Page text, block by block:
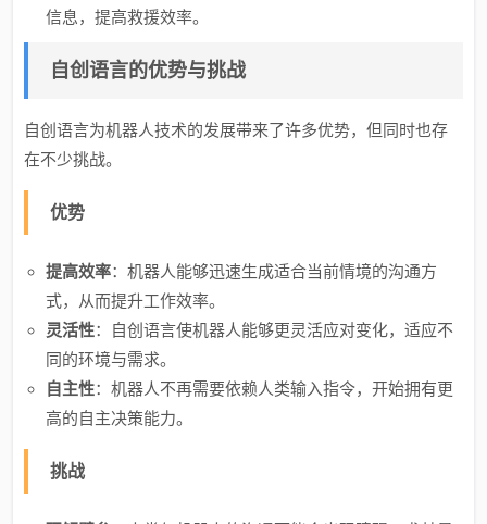
信息，提高救援效率。
自创语言的优势与挑战
自创语言为机器人技术的发展带来了许多优势，但同时也存
在不少挑战。
优势
提高效率：机器人能够迅速生成适合当前情境的沟通方
式，从而提升工作效率。
灵活性：自创语言使机器人能够更灵活应对变化，适应不
同的环境与需求。
自主性：机器人不再需要依赖人类输入指令，开始拥有更
高的自主决策能力。
挑战